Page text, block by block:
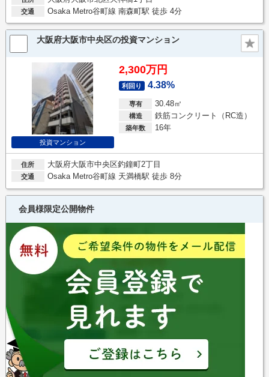
交通 Osaka Metro谷町線 南森町駅 徒歩 4分
大阪府大阪市中央区の投資マンション
投資マンション
2,300万円
利回り 4.38%
専有 30.48㎡
構造 鉄筋コンクリート（RC造）
築年数 16年
住所 大阪府大阪市中央区釣鐘町2丁目
交通 Osaka Metro谷町線 天満橋駅 徒歩 8分
会員様限定公開物件